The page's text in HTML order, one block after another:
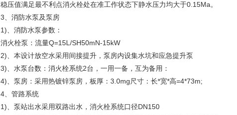
稳压值满足最不利点消火栓处在准工作状态下静水压力均大于0.15Ma。
3、消防水泵及泵房
1)、消防水泵参数：
消火栓泵：流量Q=15L/SH50mN-15kW
2)、本设计放空水采用间接提升，泵房内设集水坑和应急提升泵
3)、水泵台数：消火栓系统2台，一用一备，互为备用：
4)、泵房：采用热镀锌泵房，板厚：3.0mg尺寸：长*宽*高=4*73m;
4、管路系统
1)、泵站出水采用双路出水，消火栓系统口径DN150